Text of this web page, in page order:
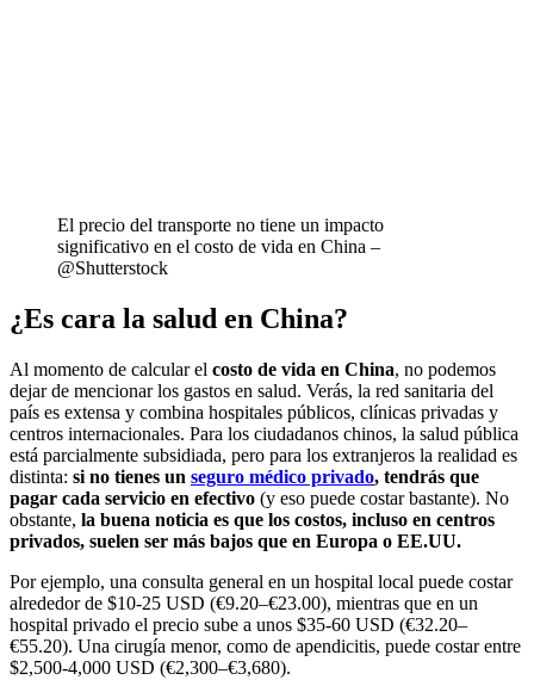
El precio del transporte no tiene un impacto
significativo en el costo de vida en China –
@Shutterstock
¿Es cara la salud en China?
Al momento de calcular el costo de vida en China, no podemos
dejar de mencionar los gastos en salud. Verás, la red sanitaria del
país es extensa y combina hospitales públicos, clínicas privadas y
centros internacionales. Para los ciudadanos chinos, la salud pública
está parcialmente subsidiada, pero para los extranjeros la realidad es
distinta: si no tienes un seguro médico privado, tendrás que
pagar cada servicio en efectivo (y eso puede costar bastante). No
obstante, la buena noticia es que los costos, incluso en centros
privados, suelen ser más bajos que en Europa o EE.UU.
Por ejemplo, una consulta general en un hospital local puede costar
alrededor de $10-25 USD (€9.20–€23.00), mientras que en un
hospital privado el precio sube a unos $35-60 USD (€32.20–
€55.20). Una cirugía menor, como de apendicitis, puede costar entre
$2,500-4,000 USD (€2,300–€3,680).